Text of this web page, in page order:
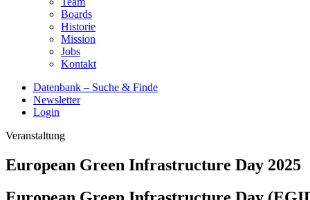
Boards
Historie
Mission
Jobs
Kontakt
Datenbank – Suche & Finde
Newsletter
Login
Veranstaltung
European Green Infrastructure Day 2025